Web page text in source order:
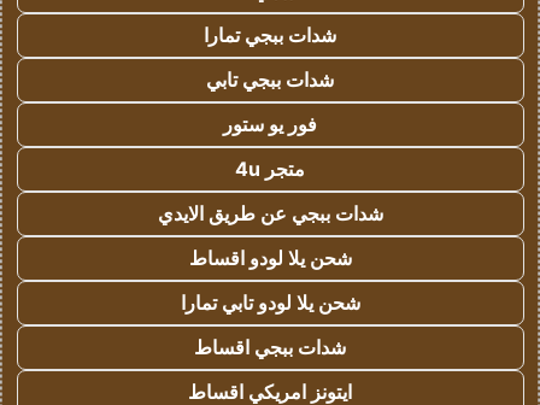
شدات ببجي تمارا
شدات ببجي تابي
فور يو ستور
متجر 4u
شدات ببجي عن طريق الايدي
شحن يلا لودو اقساط
شحن يلا لودو تابي تمارا
شدات ببجي اقساط
ايتونز امريكي اقساط